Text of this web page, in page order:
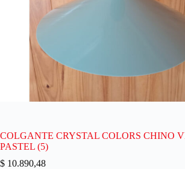
COLGANTE CRYSTAL COLORS CHINO
PASTEL (5)
$ 10.890,48